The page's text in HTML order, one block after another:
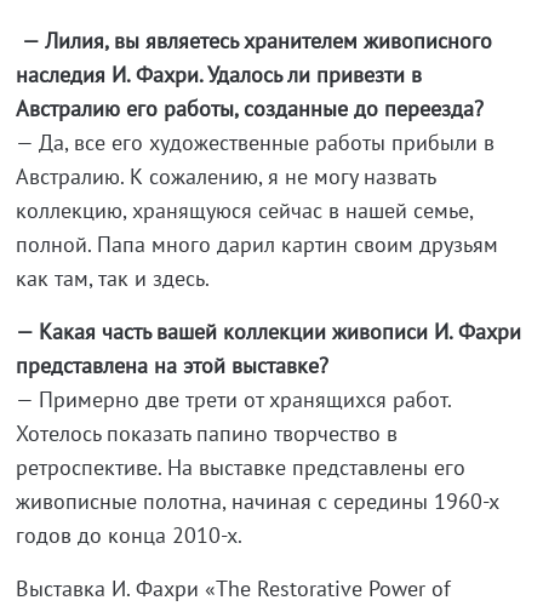
— Лилия, вы являетесь хранителем живописного
наследия И. Фахри. Удалось ли привезти в
Австралию его работы, созданные до переезда?
— Да, все его художественные работы прибыли в
Австралию. К сожалению, я не могу назвать
коллекцию, хранящуюся сейчас в нашей семье,
полной. Папа много дарил картин своим друзьям
как там, так и здесь.
— Какая часть вашей коллекции живописи И. Фахри
представлена на этой выставке?
— Примерно две трети от хранящихся работ.
Хотелось показать папино творчество в
ретроспективе. На выставке представлены его
живописные полотна, начиная с середины 1960-х
годов до конца 2010-х.
Выставка И. Фахри «The Restorative Power of